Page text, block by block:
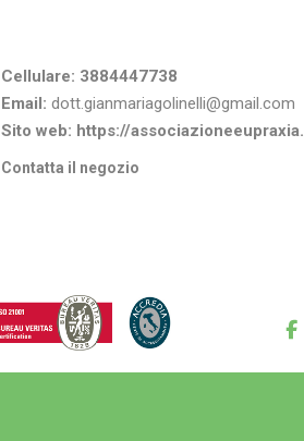
Cellulare: 3884447738
Email: dott.gianmariagolinelli@gmail.com
Sito web: https://
Contatta il negozio